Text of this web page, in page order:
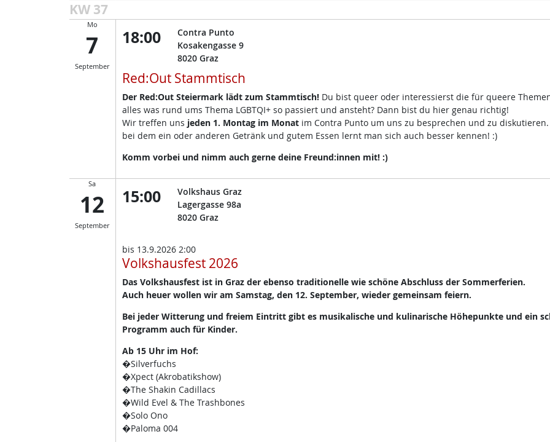
KW 37
Mo
7
September
18:00
Contra Punto
Kosakengasse 9
8020 Graz
Red:Out Stammtisch
Der Red:Out Steiermark lädt zum Stammtisch!Du bist queer oder interessierst die für queere
alles was rund ums Thema LGBTQI+ so passiert und ansteht? Dann bist du hier genau richtig!
Wir treffen uns jeden 1. Montag im Monat im Contra Punto um uns zu besprechen und zu
bei dem ein oder anderen Getränk und gutem Essen lernt man sich auch besser kennen! :)
Komm vorbei und nimm auch gerne deine Freund:innen mit! :)
Sa
12
September
15:00
Volkshaus Graz
Lagergasse 98a
8020 Graz
bis 13.9.2026 2:00
Volkshausfest 2026
Das Volkshausfest ist in Graz der ebenso traditionelle wie schöne Abschluss der Sommerferien.
Auch heuer wollen wir am Samstag, den 12. September, wieder gemeinsam feiern.
Bei jeder Witterung und freiem Eintritt gibt es musikalische und kulinarische Höhepunkte und ein
Programm auch für Kinder.
Ab 15 Uhr im Hof:
�Silverfuchs
�Xpect (Akrobatikshow)
�The Shakin Cadillacs
�Wild Evel & The Trashbones
�Solo Ono
�Paloma 004